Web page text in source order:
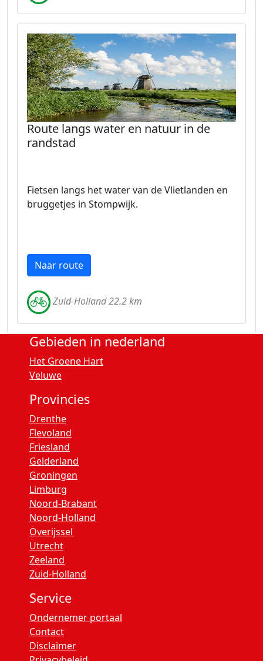
Route langs water en natuur in de
randstad
Fietsen langs het water van de Vlietlanden en
bruggetjes in Stompwijk.
Naar route
Zuid-Holland 22.2 km
Gebieden in nederland
Het Groene Hart
Veluwe
Provincies
Drenthe
Flevoland
Friesland
Gelderland
Groningen
Limburg
Noord-Brabant
Noord-Holland
Overijssel
Utrecht
Zeeland
Zuid-Holland
Service
Ondernemer portaal
Contact
Disclaimer